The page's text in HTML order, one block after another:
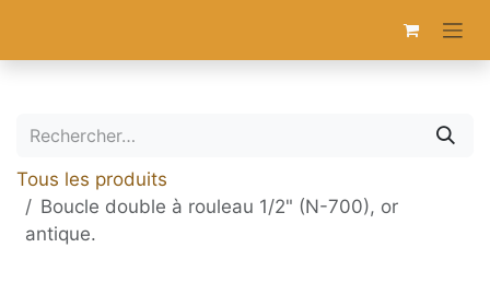
Tous les produits
Boucle double à rouleau 1/2" (N-700), or
antique.